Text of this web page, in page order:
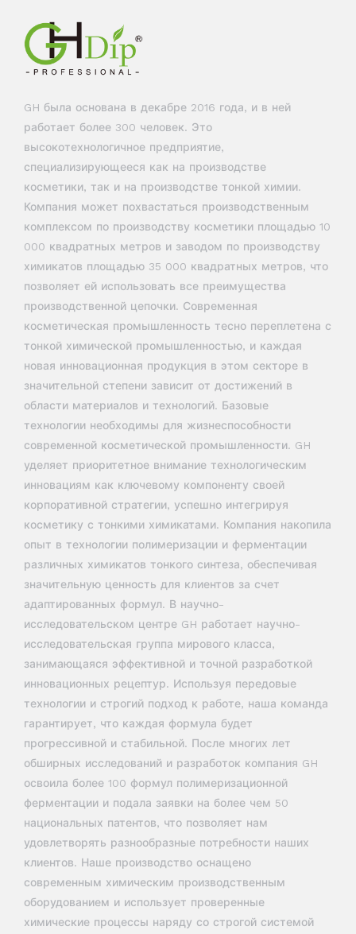
GH была основана в декабре 2016 года, и в ней
работает более 300 человек. Это
высокотехнологичное предприятие,
специализирующееся как на производстве
косметики, так и на производстве тонкой химии.
Компания может похвастаться производственным
комплексом по производству косметики площадью 10
000 квадратных метров и заводом по производству
химикатов площадью 35 000 квадратных метров, что
позволяет ей использовать все преимущества
производственной цепочки. Современная
косметическая промышленность тесно переплетена с
тонкой химической промышленностью, и каждая
новая инновационная продукция в этом секторе в
значительной степени зависит от достижений в
области материалов и технологий. Базовые
технологии необходимы для жизнеспособности
современной косметической промышленности. GH
уделяет приоритетное внимание технологическим
инновациям как ключевому компоненту своей
корпоративной стратегии, успешно интегрируя
косметику с тонкими химикатами. Компания накопила
опыт в технологии полимеризации и ферментации
различных химикатов тонкого синтеза, обеспечивая
значительную ценность для клиентов за счет
адаптированных формул. В научно-
исследовательском центре GH работает научно-
исследовательская группа мирового класса,
занимающаяся эффективной и точной разработкой
инновационных рецептур. Используя передовые
технологии и строгий подход к работе, наша команда
гарантирует, что каждая формула будет
прогрессивной и стабильной. После многих лет
обширных исследований и разработок компания GH
освоила более 100 формул полимеризационной
ферментации и подала заявки на более чем 50
национальных патентов, что позволяет нам
удовлетворять разнообразные потребности наших
клиентов. Наше производство оснащено
современным химическим производственным
оборудованием и использует проверенные
химические процессы наряду со строгой системой